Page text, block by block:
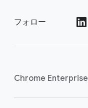
フォロー
Chrome Enterprise